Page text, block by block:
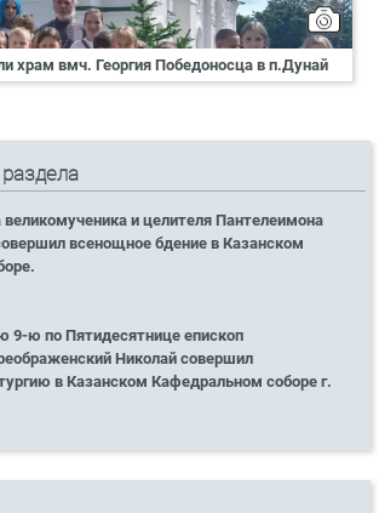
храм вмч. Георгия Победоносца в п.Дунай
великомученика и целителя Пантелеимона
всенощное бдение в Казанском
9-ю по Пятидесятнице епископ
Николай совершил
в Казанском Кафедральном соборе г.